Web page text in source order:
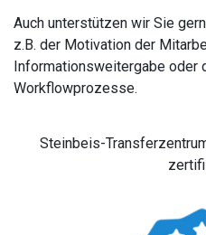
Auch unterstützen wir Sie
z.B. der Motivation der
Informationsweitergabe oder
Workflowprozesse.
Steinbeis-